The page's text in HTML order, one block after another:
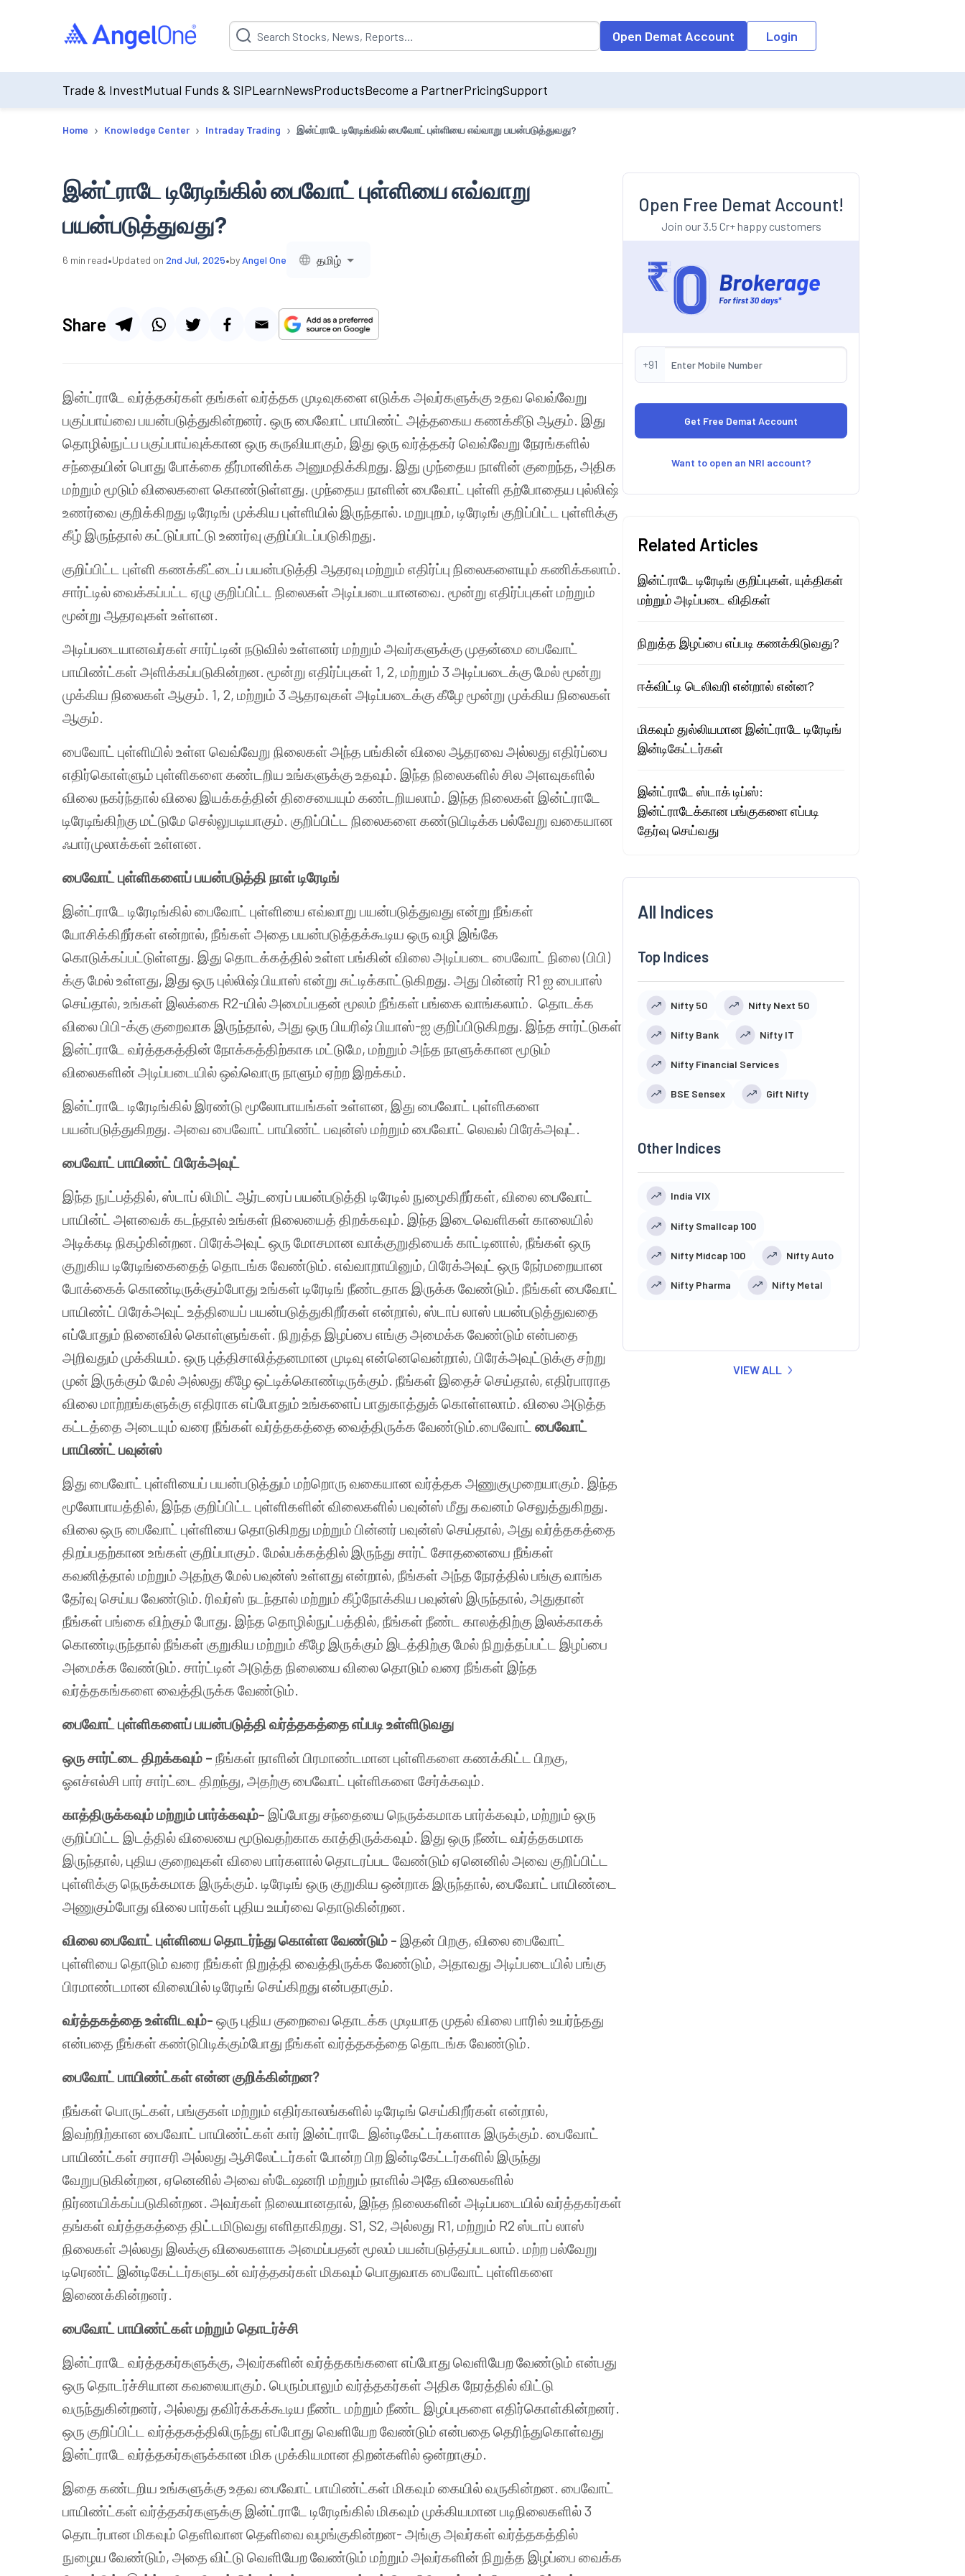
Suggestion will be populated by default on accessing the input field. On entering data into the input field, the suggestion list will be updated as per the
Open Demat Account Login
Trade & InvestMutual Funds & SIPLearnNewsProductsBecome a PartnerPricingSupport
Home › Knowledge Center › Intraday Trading › இன்ட்ராடே டிரேடிங்கில் பைவோட் புள்ளியை எவ்வாறு பயன்படுத்துவது?
இன்ட்ராடே டிரேடிங்கில் பைவோட் புள்ளியை எவ்வாறு
பயன்படுத்துவது?
6 min read•Updated on 2nd Jul, 2025•by Angel One தமிழ்
Share
இன்ட்ராடே வர்த்தகர்கள் தங்கள் வர்த்தக முடிவுகளை எடுக்க அவர்களுக்குஉதவ வெவ்வேறு
பகுப்பாய்வை பயன்படுத்துகின்றனர். ஒரு பைவோட் பாயிண்ட் அத்தகைய கணக்கீடுஆகும். இது
தொழில்நுட்ப பகுப்பாய்வுக்கான ஒரு கருவியாகும், இது ஒரு வர்த்தகர் வெவ்வேறு நேரங்களில்
சந்தையின் பொது போக்கை தீர்மானிக்க அனுமதிக்கிறது. இது முந்தைய நாளின் குறைந்த, அதிக
மற்றும் மூடும் விலைகளை கொண்டுள்ளது. முந்தைய நாளின் பைவோட் புள்ளி தற்போதைய புல்லிஷ்
உணர்வை குறிக்கிறது டிரேடிங் முக்கிய புள்ளியில் இருந்தால். மறுபுறம், டிரேடிங் குறிப்பிட்ட புள்ளிக்கு
கீழ் இருந்தால்கட்டுப்பாட்டுஉணர்வு குறிப்பிடப்படுகிறது.
குறிப்பிட்ட புள்ளி கணக்கீட்டைப் பயன்படுத்தி ஆதரவு மற்றும் எதிர்ப்பு நிலைகளையும் கணிக்கலாம்.
சார்ட்டில்வைக்கப்பட்ட ஏழு குறிப்பிட்ட நிலைகள் அடிப்படையானவை. மூன்று எதிர்ப்புகள் மற்றும்
மூன்று ஆதரவுகள் உள்ளன.
அடிப்படையானவர்கள் சார்ட்டின் நடுவில்உள்ளனர் மற்றும் அவர்களுக்குமுதன்மை பைவோட்
பாயிண்ட்கள் அளிக்கப்படுகின்றன. மூன்று எதிர்ப்புகள் 1, 2, மற்றும் 3 அடிப்படைக்குமேல்மூன்று
முக்கிய நிலைகள் ஆகும். 1, 2, மற்றும் 3 ஆதரவுகள் அடிப்படைக்குகீழே மூன்று முக்கிய நிலைகள்
ஆகும்.
பைவோட் புள்ளியில்உள்ள வெவ்வேறு நிலைகள் அந்த பங்கின் விலைஆதரவை அல்லது எதிர்ப்பை
எதிர்கொள்ளும் புள்ளிகளை கண்டறிய உங்களுக்குஉதவும். இந்த நிலைகளில்சிலஅளவுகளில்
விலைநகர்ந்தால்விலை இயக்கத்தின் திசையையும் கண்டறியலாம். இந்த நிலைகள் இன்ட்ராடே
டிரேடிங்கிற்குமட்டுமே செல்லுபடியாகும். குறிப்பிட்ட நிலைகளை கண்டுபிடிக்க பல்வேறு வகையான
ஃபார்முலாக்கள் உள்ளன.
பைவோட் புள்ளிகளைப்பயன்படுத்திநாள்டிரேடிங்
இன்ட்ராடே டிரேடிங்கில்பைவோட் புள்ளியை எவ்வாறு பயன்படுத்துவது என்று நீங்கள்
யோசிக்கிறீர்கள் என்றால், நீங்கள் அதை பயன்படுத்தக்கூடிய ஒரு வழி இங்கே
கொடுக்கப்பட்டுள்ளது. இது தொடக்கத்தில்உள்ள பங்கின் விலைஅடிப்படை பைவோட் நிலை(பிபி)
க்குமேல்உள்ளது, இது ஒரு புல்லிஷ்பியாஸ் என்று சுட்டிக்காட்டுகிறது. அது பின்னர் R1 ஐ பைபாஸ்
செய்தால், உங்கள் இலக்கை R2-யில்அமைப்பதன் மூலம் நீங்கள் பங்கை வாங்கலாம். தொடக்க
விலைபிபி-க்குகுறைவாக இருந்தால், அது ஒரு பியரிஷ்பியாஸ்-ஐ குறிப்பிடுகிறது. இந்த சார்ட்டுகள்
இன்ட்ராடே வர்த்தகத்தின் நோக்கத்திற்காக மட்டுமே, மற்றும் அந்த நாளுக்கான மூடும்
விலைகளின் அடிப்படையில்ஒவ்வொரு நாளும் ஏற்ற இறக்கம்.
இன்ட்ராடே டிரேடிங்கில் இரண்டுமூலோபாயங்கள் உள்ளன, இது பைவோட் புள்ளிகளை
பயன்படுத்துகிறது. அவை பைவோட் பாயிண்ட் பவுன்ஸ் மற்றும் பைவோட் லெவல்பிரேக்அவுட் .
பைவோட் பாயிண்ட் பிரேக்அவுட்
இந்த நுட்பத்தில், ஸ்டாப் லிமிட் ஆர்டரைப் பயன்படுத்தி டிரேடில் நுழைகிறீர்கள், விலைபைவோட்
பாயின்ட் அளவைக் கடந்தால்உங்கள் நிலையைத் திறக்கவும். இந்த இடைவெளிகள் காலையில்
அடிக்கடி நிகழ்கின்றன. பிரேக்அவுட் ஒரு மோசமான வாக்குறுதியைக் காட்டினால், நீங்கள் ஒரு
குறுகிய டிரேடிங்கைதைத் தொடங்க வேண்டும். எவ்வாறாயினும், பிரேக்அவுட் ஒரு நேர்மறையான
போக்கைக் கொண்டிருக்கும்போது உங்கள் டிரேடிங் நீண்டதாக இருக்க வேண்டும். நீங்கள் பைவோட்
பாயிண்ட் பிரேக்அவுட் உத்தியைப் பயன்படுத்துகிறீர்கள் என்றால், ஸ்டாப் லாஸ் பயன்படுத்துவதை
எப்போதும் நினைவில்கொள்ளுங்கள். நிறுத்த இழப்பை எங்குஅமைக்க வேண்டும் என்பதை
அறிவதும் முக்கியம். ஒரு புத்திசாலித்தனமான முடிவு என்னெவென்றால், பிரேக்அவுட்டுக்குசற்று
முன் இருக்கும் மேல்அல்லது கீழே ஒட்டிக்கொண்டிருக்கும். நீங்கள் இதைச் செய்தால், எதிர்பாராத
விலைமாற்றங்களுக்குஎதிராக எப்போதும் உங்களைப் பாதுகாத்துக் கொள்ளலாம். விலைஅடுத்த
கட்டத்தை அடையும் வரை நீங்கள் வர்த்தகத்தை வைத்திருக்க வேண்டும்.பைவோட் பைவோட்
பாயிண்ட் பவுன்ஸ்
இது பைவோட் புள்ளியைப் பயன்படுத்தும் மற்றொரு வகையான வர்த்தக அணுகுமுறையாகும். இந்த
மூலோபாயத்தில், இந்த குறிப்பிட்ட புள்ளிகளின் விலைகளில்பவுன்ஸ் மீது கவனம் செலுத்துகிறது.
விலைஒரு பைவோட் புள்ளியை தொடுகிறது மற்றும் பின்னர் பவுன்ஸ் செய்தால், அது வர்த்தகத்தை
திறப்பதற்கான உங்கள் குறிப்பாகும். மேல்பக்கத்தில் இருந்து சார்ட் சோதனையை நீங்கள்
கவனித்தால்மற்றும் அதற்குமேல்பவுன்ஸ் உள்ளது என்றால், நீங்கள் அந்த நேரத்தில்பங்குவாங்க
தேர்வு செய்ய வேண்டும். ரிவர்ஸ் நடந்தால்மற்றும் கீழ்நோக்கிய பவுன்ஸ் இருந்தால், அதுதான்
நீங்கள் பங்கை விற்கும் போது. இந்த தொழில்நுட்பத்தில், நீங்கள் நீண்ட காலத்திற்கு இலக்காகக்
கொண்டிருந்தால்நீங்கள் குறுகிய மற்றும் கீழே இருக்கும் இடத்திற்குமேல்நிறுத்தப்பட்ட
இழப்பை
அமைக்க வேண்டும். சார்ட்டின் அடுத்த நிலையை விலைதொடும் வரை நீங்கள் இந்த
வர்த்தகங்களை வைத்திருக்க வேண்டும்.
பைவோட் புள்ளிகளைப்பயன்படுத்திவர்த்தகத்தைஎப்படிஉள்ளிடுவது
ஒருசார்ட்டை திறக்கவும் – நீங்கள் நாளின் பிரமாண்டமான புள்ளிகளை கணக்கிட்ட பிறகு,
ஓஎச்எல்சி பார் சார்ட்டை திறந்து, அதற்குபைவோட் புள்ளிகளை சேர்க்கவும்.
காத்திருக்கவும்மற்றும்பார்க்கவும்- இப்போது சந்தையை நெருக்கமாக பார்க்கவும், மற்றும் ஒரு
குறிப்பிட்ட
இடத்தில்விலையை மூடுவதற்காக காத்திருக்கவும். இது ஒரு நீண்ட வர்த்தகமாக
இருந்தால், புதிய குறைவுகள் விலைபார்களால்தொடரப்பட வேண்டும் ஏனெனில்அவை குறிப்பிட்ட
புள்ளிக்குநெருக்கமாக இருக்கும். டிரேடிங் ஒரு குறுகிய ஒன்றாக இருந்தால், பைவோட் பாயிண்டை
அணுகும்போது விலைபார்கள் புதிய உயர்வை தொடுகின்றன.
விலைபைவோட் புள்ளியைதொடர்ந்துகொள்ளவேண்டும் - இதன் பிறகு, விலைபைவோட்
புள்ளியை தொடும் வரை நீங்கள் நிறுத்தி வைத்திருக்க வேண்டும், அதாவது அடிப்படையில்பங்கு
பிரமாண்டமான விலையில்டிரேடிங் செய்கிறது என்பதாகும்.
வர்த்தகத்தைஉள்ளிடவும்- ஒரு புதிய குறைவை தொடக்க முடியாத முதல்விலைபாரில்உயர்ந்தது
என்பதை நீங்கள் கண்டுபிடிக்கும்போது நீங்கள் வர்த்தகத்தை தொடங்க வேண்டும்.
பைவோட் பாயிண்ட்கள்என்னகுறிக்கின்றன?
நீங்கள் பொருட்கள், பங்குகள் மற்றும் எதிர்காலங்களில்டிரேடிங் செய்கிறீர்கள் என்றால்,
இவற்றிற்கான பைவோட் பாயிண்ட்கள் கார் இன்ட்ராடே இன்டிகேட்டர்களாக இருக்கும். பைவோட்
பாயிண்ட்கள் சராசரி அல்லது ஆசிலேட்டர்கள் போன்றபிற இன்டிகேட்டர்களில் இருந்து
வேறுபடுகின்றன, ஏனெனில்அவை ஸ்டேஷனரி மற்றும் நாளில்அதே விலைகளில்
நிர்ணயிக்கப்படுகின்றன. அவர்கள் நிலையானதால், இந்த நிலைகளின் அடிப்படையில்வர்த்தகர்கள்
தங்கள் வர்த்தகத்தை திட்டமிடுவது எளிதாகிறது. S1, S2, அல்லது R1, மற்றும் R2 ஸ்டாப் லாஸ்
நிலைகள் அல்லது இலக்குவிலைகளாக அமைப்பதன் மூலம் பயன்படுத்தப்படலாம். மற்றபல்வேறு
டிரெண்ட் இன்டிகேட்டர்களுடன் வர்த்தகர்கள் மிகவும் பொதுவாக பைவோட் புள்ளிகளை
இணைக்கின்றனர்.
பைவோட் பாயிண்ட்கள்மற்றும்தொடர்ச்சி
இன்ட்ராடே வர்த்தகர்களுக்கு, அவர்களின் வர்த்தகங்களை எப்போது வெளியேறவேண்டும் என்பது
ஒரு தொடர்ச்சியான கவலையாகும். பெரும்பாலும் வர்த்தகர்கள் அதிக நேரத்தில்விட்டு
வருந்துகின்றனர், அல்லது தவிர்க்கக்கூடிய நீண்ட மற்றும் நீண்ட இழப்புகளை எதிர்கொள்கின்றனர்.
ஒரு குறிப்பிட்ட வர்த்தகத்திலிருந்து எப்போது வெளியேறவேண்டும் என்பதை தெரிந்துகொள்வது
இன்ட்ராடே வர்த்தகர்களுக்கான மிக முக்கியமான திறன்களில்ஒன்றாகும்.
இதை கண்டறிய உங்களுக்குஉதவ பைவோட் பாயிண்ட்கள் மிகவும் கையில்வருகின்றன. பைவோட்
பாயிண்ட்கள் வர்த்தகர்களுக்கு இன்ட்ராடே டிரேடிங்கில்மிகவும் முக்கியமான படிநிலைகளில்3
தொடர்பான மிகவும் தெளிவான தெளிவை வழங்குகின்றன- அங்குஅவர்கள் வர்த்தகத்தில்
நுழைய வேண்டும், அதை விட்டுவெளியேறவேண்டும் மற்றும் அவர்களின் நிறுத்த இழப்பை வைக்க
Open Free Demat Account!
Join our 3.5 Cr+ happy customers
+91
Want to open an NRI account?
Related Articles
இன்ட்ராடே டிரேடிங் குறிப்புகள், யுக்திகள்
மற்றும் அடிப்படை விதிகள்
நிறுத்த இழப்பை எப்படி கணக்கிடுவது?
ஈக்விட்டி டெலிவரி என்றால் என்ன?
மிகவும் துல்லியமான இன்ட்ராடே டிரேடிங்
இன்டிகேட்டர்கள்
இன்ட்ராடே ஸ்டாக் டிப்ஸ்:
இன்ட்ராடேக்கான பங்குகளை எப்படி
தேர்வு செய்வது
All Indices
Top Indices
Nifty 50 Nifty Next 50
Nifty Bank Nifty IT
Nifty Financial Services
BSE Sensex Gift Nifty
Other Indices
India VIX
Nifty Smallcap 100
Nifty Midcap 100 Nifty Auto
Nifty Pharma Nifty Metal
VIEW ALL